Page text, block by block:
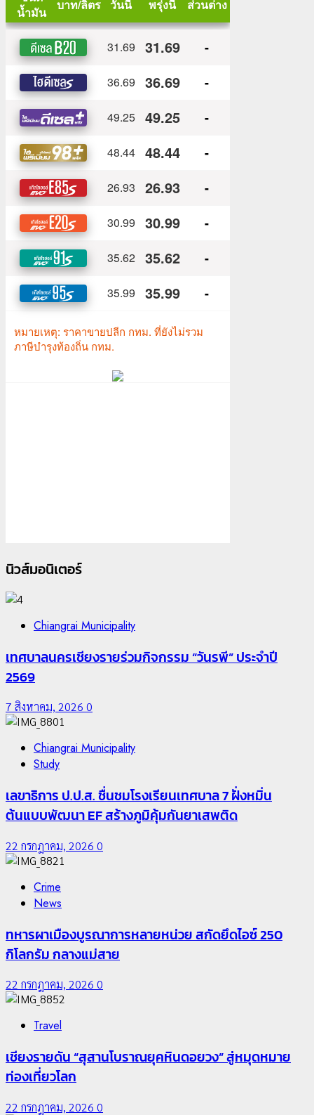
นิวส์มอนิเตอร์
Chiangrai Municipality
เทศบาลนครเชียงรายร่วมกิจกรรม “วันรพี” ประจำปี
2569
7 สิงหาคม, 2026 0
Chiangrai Municipality
Study
เลขาธิการ ป.ป.ส. ชื่นชมโรงเรียนเทศบาล 7 ฝั่งหมิ่น
ต้นแบบพัฒนา EF สร้างภูมิคุ้มกันยาเสพติด
22 กรกฎาคม, 2026 0
Crime
News
ทหารผาเมืองบูรณาการหลายหน่วย สกัดยึดไอซ์ 250
กิโลกรัม กลางแม่สาย
22 กรกฎาคม, 2026 0
Travel
เชียงรายดัน “สุสานโบราณยุคหินดอยวง” สู่หมุดหมาย
ท่องเที่ยวโลก
22 กรกฎาคม, 2026 0